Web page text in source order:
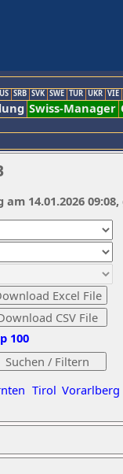
SRB SVK SWE TUR UKR VIE
Swiss-Manager
Tirol Vorarlberg
100
14.01.2026